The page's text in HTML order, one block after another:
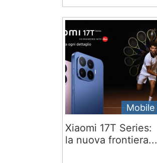
Mobile
Xiaomi 17T Series:
la nuova frontiera...